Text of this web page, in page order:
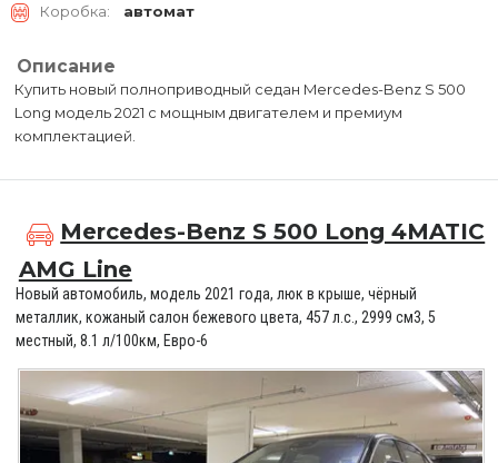
Коробка:
автомат
Описание
Купить новый полноприводный седан Mercedes-Benz S 500
Long модель 2021 с мощным двигателем и премиум
комплектацией.
Mercedes-Benz S 500 Long 4MATIC
AMG Line
Новый автомобиль, модель 2021 года, люк в крыше, чёрный
металлик, кожаный салон бежевого цвета, 457 л.с., 2999 см3, 5
местный, 8.1 л/100км, Евро-6